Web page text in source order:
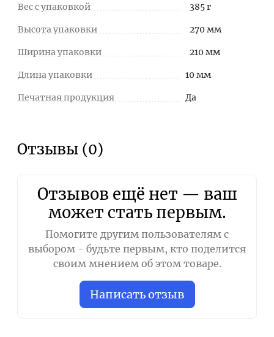
Вес с упаковкой 385 г
Высота упаковки 270 мм
Ширина упаковки 210 мм
Длина упаковки 10 мм
Печатная продукция Да
Отзывы (0)
Отзывов ещё нет — ваш
может стать первым.
Помогите другим пользователям с
выбором - будьте первым, кто поделится
своим мнением об этом товаре.
Написать отзыв